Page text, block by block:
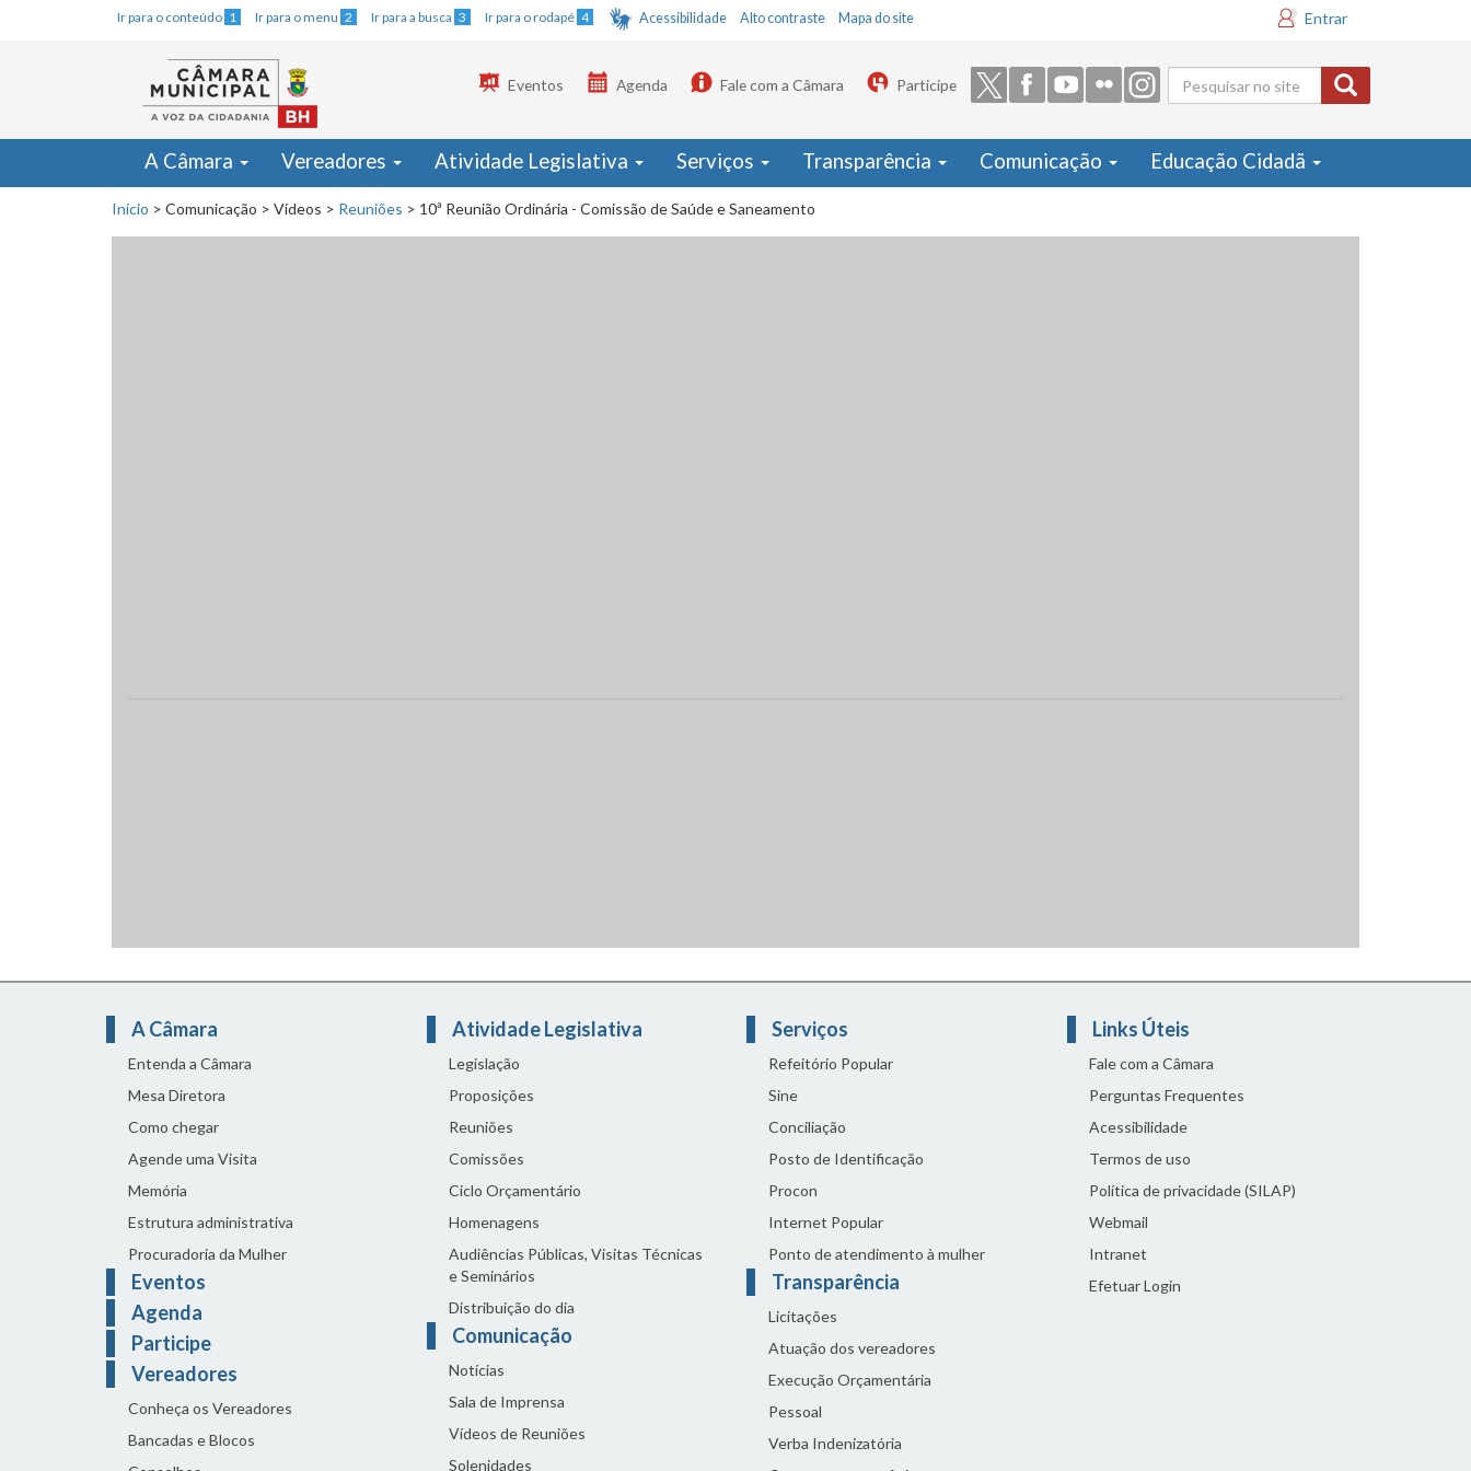
Ir para o conteúdo 1 Ir para o menu 2 Ir para a busca 3 Ir para o rodapé 4 Acessibilidade Alto contraste Mapa do site Entrar
Formulário
de busca
Eventos Agenda Fale com a Câmara Participe
A Câmara Vereadores Atividade Legislativa Serviços Transparência Comunicação Educação Cidadã
Início > Comunicação > Vídeos > Reuniões > 10ª Reunião Ordinária - Comissão de Saúde e Saneamento
A Câmara
Entenda a Câmara
Mesa Diretora
Como chegar
Agende uma Visita
Memória
Estrutura administrativa
Procuradoria da Mulher
Eventos
Agenda
Participe
Vereadores
Conheça os Vereadores
Bancadas e Blocos
Atividade Legislativa
Legislação
Proposições
Reuniões
Comissões
Ciclo Orçamentário
Homenagens
Audiências Públicas, Visitas Técnicas
e Seminários
Distribuição do dia
Comunicação
Notícias
Sala de Imprensa
Vídeos de Reuniões
Solenidades
Serviços
Refeitório Popular
Sine
Conciliação
Posto de Identificação
Procon
Internet Popular
Ponto de atendimento à mulher
Transparência
Licitações
Atuação dos vereadores
Execução Orçamentária
Pessoal
Verba Indenizatória
Links Úteis
Fale com a Câmara
Perguntas Frequentes
Acessibilidade
Termos de uso
Política de privacidade (SILAP)
Webmail
Intranet
Efetuar Login